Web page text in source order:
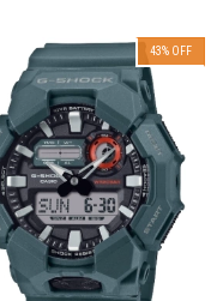
43% OFF